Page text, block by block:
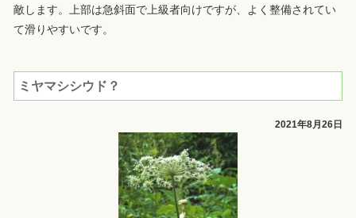
敵します。上部は急斜面で上級者向けですが、よく整備されてい
て滑りやすいです。
ミヤマシシウド？
2021年8月26日